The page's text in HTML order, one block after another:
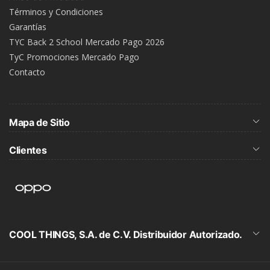
Términos y Condiciones
Garantías
TYC Back 2 School Mercado Pago 2026
TyC Promociones Mercado Pago
Contacto
Mapa de Sitio
Clientes
COOL THINGS, S.A. de C.V. Distribuidor Autorizado.